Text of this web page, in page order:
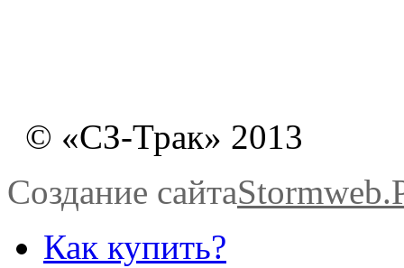
© «СЗ-Трак» 2013
Создание сайта
Как купить?